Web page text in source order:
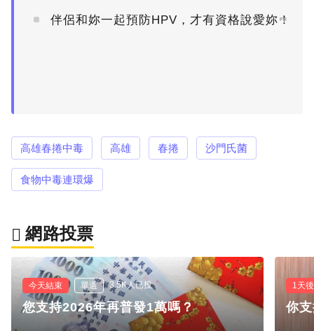
伴侶和妳一起預防HPV，才有資格說愛妳！
PR
高雄春捲中毒 高雄 春捲 沙門氏菌
食物中毒連環爆
網路投票
今天結束 單選 3.5K人已投
您支持2026年再普發1萬嗎？
1天
你